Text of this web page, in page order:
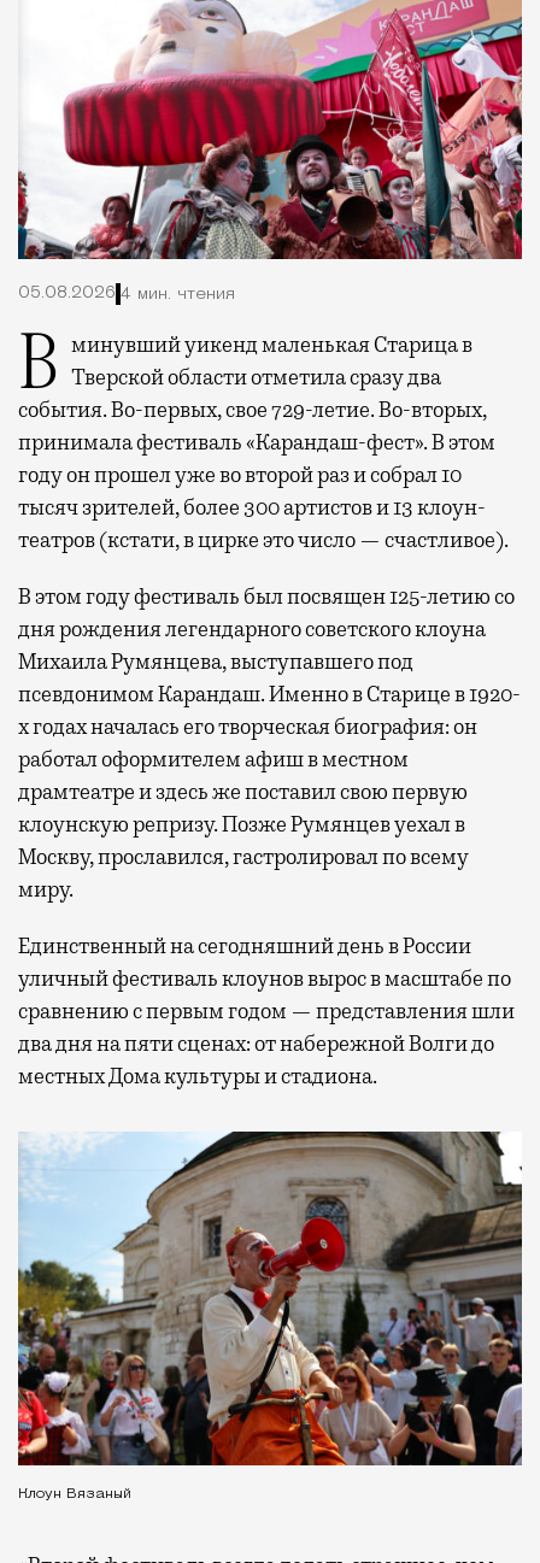
05.08.2026 4 мин. чтения
В минувший уикенд маленькая Старица в Тверской области отметила сразу два
события. Во-первых, свое 729-летие. Во-вторых,
принимала фестиваль «Карандаш-фест». В этом
году он прошел уже во второй раз и собрал 10
тысяч зрителей, более 300 артистов и 13 клоун-
театров (кстати, в цирке это число — счастливое).
В этом году фестиваль был посвящен 125-летию со
дня рождения легендарного советского клоуна
Михаила Румянцева, выступавшего под
псевдонимом Карандаш. Именно в Старице в 1920-
х годах началась его творческая биография: он
работал оформителем афиш в местном
драмтеатре и здесь же поставил свою первую
клоунскую репризу. Позже Румянцев уехал в
Москву, прославился, гастролировал по всему
миру.
Единственный на сегодняшний день в России
уличный фестиваль клоунов вырос в масштабе по
сравнению с первым годом — представления шли
два дня на пяти сценах: от набережной Волги до
местных Дома культуры и стадиона.
Клоун Вязаный